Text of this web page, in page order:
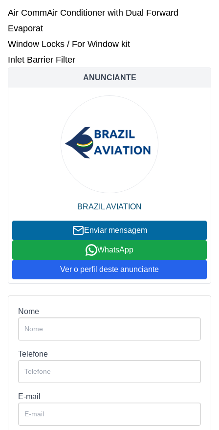
Air CommAir Conditioner with Dual Forward
Evaporat
Window Locks / For Window kit
Inlet Barrier Filter
ANUNCIANTE
BRAZIL AVIATION
Enviar mensagem
WhatsApp
Ver o perfil deste anunciante
Nome
Telefone
E-mail